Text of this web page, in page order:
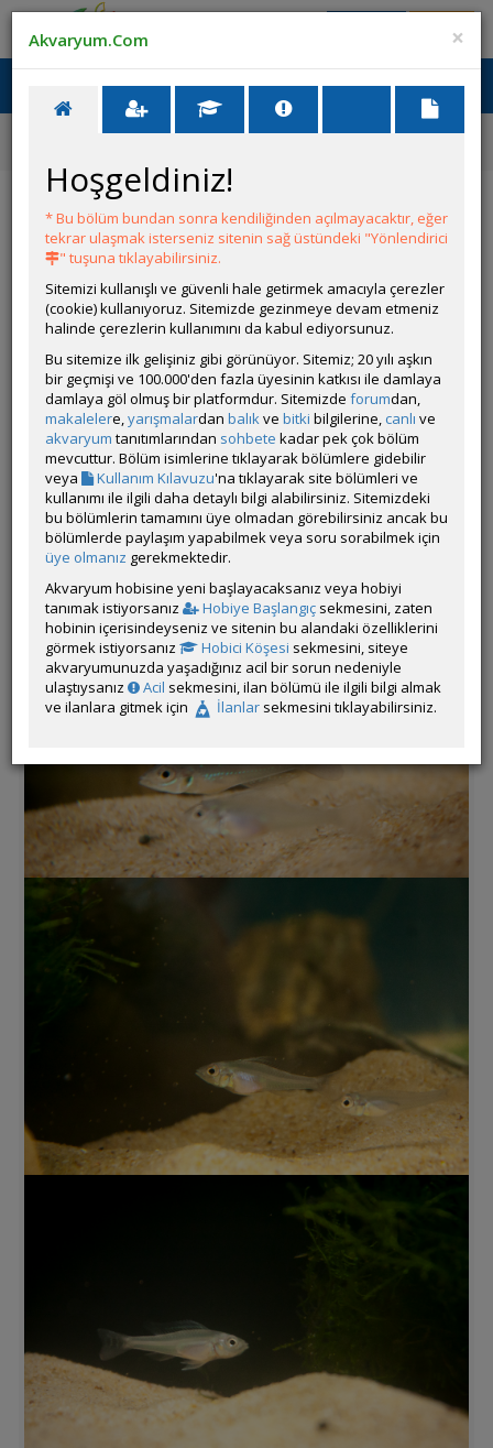
Ana Menü
Güney Amerikan Cichlidleri Tanıtımı
Opercularis
YANIT YAZ
bjkalley
Çevrim Dışı
Özel Üye
Gönderim Zamanı:21 Mart 2018 17:11
Dün Çek cumhuriyetinden gelen opercularisler. Renksiz küçük
pahalı balık :) Akvaryum hobisinde böyle bir renksiz ve küçük bir
balık görüyorsanız bilin ki nadir ve pahalı bir türdür
Renkleri belirli açıdan bakınca parlar ama yine de oldukça
egzotik göründüklerini inkar edemem. 30x30x30 luk bir
akvaryumda 3 opercularis 2 de dither olsun diye yeşil rasbora
attım. Daha akvaryumda 24 saatleri dolmadan keyifler yerinde
gibi.
×
Akvaryum.Com
Hoşgeldiniz!
* Bu bölüm bundan sonra kendiliğinden açılmayacaktır, eğer
tekrar ulaşmak isterseniz sitenin sağ üstündeki "Yönlendirici
" tuşuna tıklayabilirsiniz.
Sitemizi kullanışlı ve güvenli hale getirmek amacıyla çerezler
(cookie) kullanıyoruz. Sitemizde gezinmeye devam etmeniz
halinde çerezlerin kullanımını da kabul ediyorsunuz.
Bu sitemize ilk gelişiniz gibi görünüyor. Sitemiz; 20 yılı aşkın
bir geçmişi ve 100.000'den fazla üyesinin katkısı ile damlaya
damlaya göl olmuş bir platformdur. Sitemizde forumdan,
makalelere,yarışmalardan balıkve bitki bilgilerine, canlı ve
akvaryum tanıtımlarından sohbete kadar pek çok bölüm
mevcuttur. Bölüm isimlerine tıklayarak bölümlere gidebilir
veya
Kullanım Kılavuzu'na tıklayarak site bölümleri ve
kullanımı ile ilgili daha detaylı bilgi alabilirsiniz. Sitemizdeki
bu bölümlerin tamamını üye olmadan görebilirsiniz ancak bu
bölümlerde paylaşım yapabilmek veya soru sorabilmek için
üye olmanız gerekmektedir.
Akvaryum hobisine yeni başlayacaksanız veya hobiyi
tanımak istiyorsanız
Hobiye Başlangıç sekmesini, zaten
hobinin içerisindeyseniz ve sitenin bu alandaki özelliklerini
görmek istiyorsanız
Hobici Köşesi sekmesini, siteye
akvaryumunuzda yaşadığınız acil bir sorun nedeniyle
ulaştıysanız
Acil sekmesini, ilan bölümü ile ilgili bilgi almak
ve ilanlara gitmek için
İlanlar sekmesini tıklayabilirsiniz.